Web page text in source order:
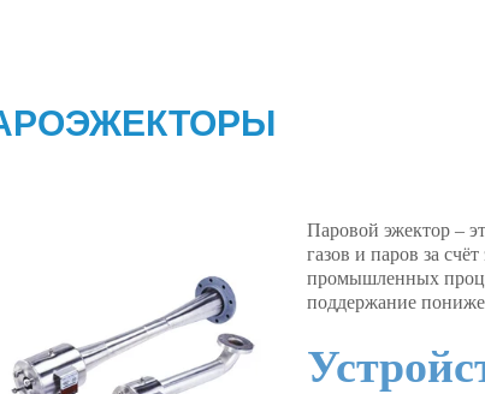
Паровой эжектор –
газов и паров за
промышленных
поддержание